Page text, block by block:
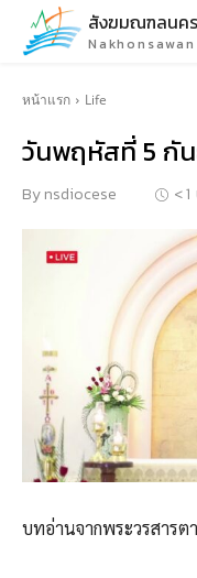
สังฆมณฑลนค
หน้าแรก Life
วันพฤหัสที่ 5 กั
Bynsdiocese < 1
บทอ่านจากพระวรสารต